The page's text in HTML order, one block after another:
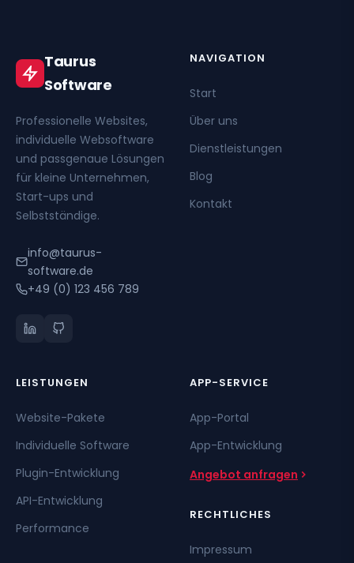
Taurus
Software
Professionelle Websites,
individuelle Websoftware
und passgenaue Lösungen
für kleine Unternehmen,
Start-ups und
Selbstständige.
info@taurus-
software.de
+49 (0) 123 456 789
NAVIGATION
Start
Über uns
Dienstleistungen
Blog
Kontakt
LEISTUNGEN
Website-Pakete
Individuelle Software
Plugin-Entwicklung
API-Entwicklung
Performance
APP-SERVICE
App-Portal
App-Entwicklung
Angebot anfragen
RECHTLICHES
Impressum